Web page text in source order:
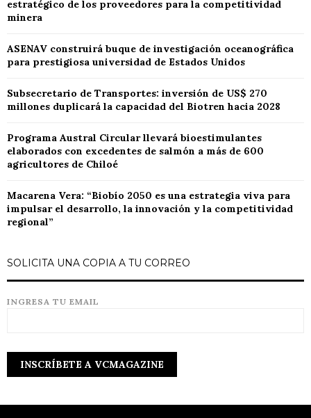
estratégico de los proveedores para la competitividad
minera
ASENAV construirá buque de investigación oceanográfica
para prestigiosa universidad de Estados Unidos
Subsecretario de Transportes: inversión de US$ 270
millones duplicará la capacidad del Biotren hacia 2028
Programa Austral Circular llevará bioestimulantes
elaborados con excedentes de salmón a más de 600
agricultores de Chiloé
Macarena Vera: “Biobío 2050 es una estrategia viva para
impulsar el desarrollo, la innovación y la competitividad
regional”
SOLICITA UNA COPIA A TU CORREO
INGRESA TU EMAIL